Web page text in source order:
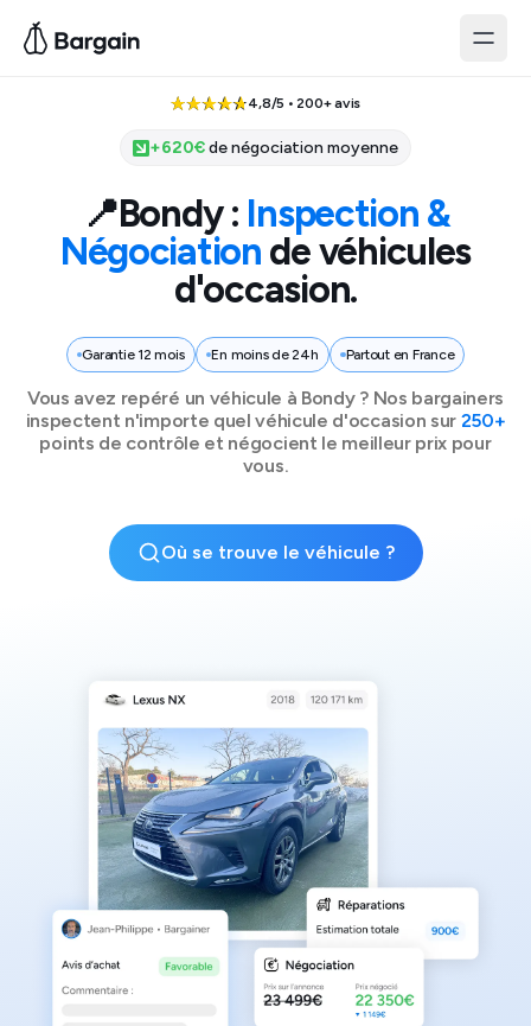
4,8/5 • 200+ avis
+620€de négociation moyenne
📍Bondy: Inspection &
Négociation de véhicules
d'occasion.
Garantie 12 mois En moins de 24h Partout en France
Vous avez repéré un véhicule à Bondy? Nos bargainers
inspectent n'importe quel véhicule d'occasion sur 250+
points de contrôle et négocient le meilleur prix pour
vous.
Où se trouve le véhicule ?